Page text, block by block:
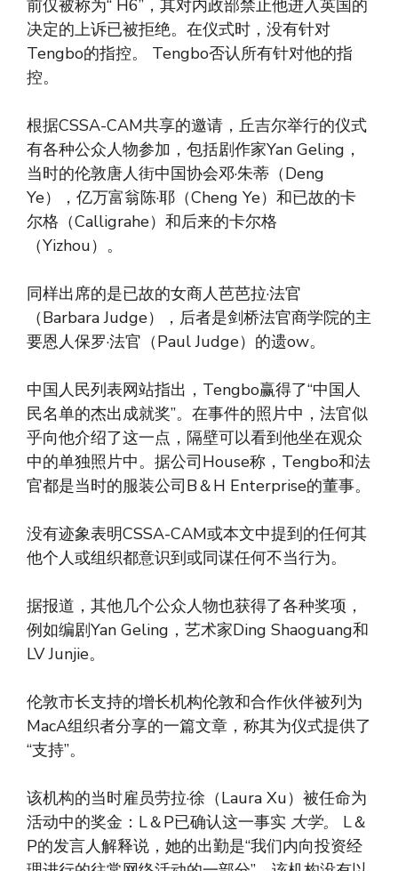
前仅被称为“ H6”，其对内政部禁止他进入英国的
决定的上诉已被拒绝。在仪式时，没有针对
Tengbo的指控。 Tengbo否认所有针对他的指
控。
根据CSSA-CAM共享的邀请，丘吉尔举行的仪式
有各种公众人物参加，包括剧作家Yan Geling，
当时的伦敦唐人街中国协会邓·朱蒂（Deng
Ye），亿万富翁陈·耶（Cheng Ye）和已故的卡
尔格（Calligrahe）和后来的卡尔格
（Yizhou）。
同样出席的是已故的女商人芭芭拉·法官
（Barbara Judge），后者是剑桥法官商学院的主
要恩人保罗·法官（Paul Judge）的遗ow。
中国人民列表网站指出，Tengbo赢得了“中国人
民名单的杰出成就奖”。在事件的照片中，法官似
乎向他介绍了这一点，隔壁可以看到他坐在观众
中的单独照片中。据公司House称，Tengbo和法
官都是当时的服装公司B＆H Enterprise的董事。
没有迹象表明CSSA-CAM或本文中提到的任何其
他个人或组织都意识到或同谋任何不当行为。
据报道，其他几个公众人物也获得了各种奖项，
例如编剧Yan Geling，艺术家Ding Shaoguang和
LV Junjie。
伦敦市长支持的增长机构伦敦和合作伙伴被列为
MacA组织者分享的一篇文章，称其为仪式提供了
“支持”。
该机构的当时雇员劳拉·徐（Laura Xu）被任命为
活动中的奖金：L＆P已确认这一事实 大学。 L＆
P的发言人解释说，她的出勤是“我们内向投资经